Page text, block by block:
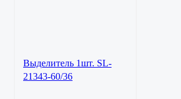
Выделитель 1шт. SL-
21343-60/36